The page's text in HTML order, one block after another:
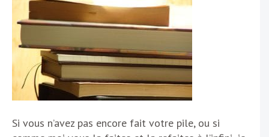
Si vous n’avez pas encore fait votre pile, ou si